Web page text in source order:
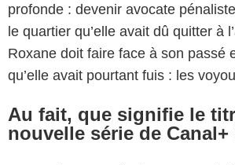
profonde : devenir avocate
le quartier qu’elle avait dû quitter à
Roxane doit faire face à son passé
qu’elle avait pourtant fuis : les
Au fait, que signifie le
nouvelle série de Canal+